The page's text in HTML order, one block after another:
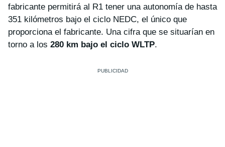
fabricante permitirá al R1 tener una autonomía de hasta
351 kilómetros bajo el ciclo NEDC, el único que
proporciona el fabricante. Una cifra que se situarían en
torno a los 280 km bajo el ciclo WLTP.